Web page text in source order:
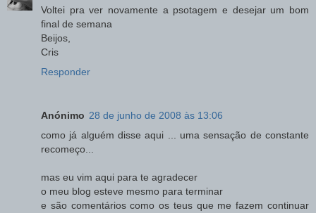
Voltei pra ver novamente a psotagem e desejar um bom
final de semana
Beijos,
Cris
Responder
Anónimo 28 de junho de 2008 às 13:06
como já alguém disse aqui ... uma sensação de constante
recomeço...
mas eu vim aqui para te agradecer
o meu blog esteve mesmo para terminar
e são comentários como os teus que me fazem continuar